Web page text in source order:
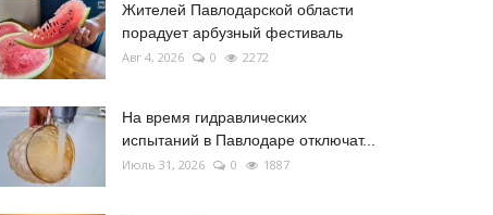
Жителей Павлодарской области
порадует арбузный фестиваль
Авг 4, 2026 0 2272
На время гидравлических
испытаний в Павлодаре отключат...
Июль 31, 2026 0 1887